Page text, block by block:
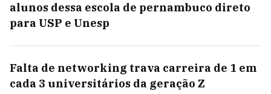
alunos dessa escola de pernambuco direto
para USP e Unesp
Falta de networking trava carreira de 1 em
cada 3 universitários da geração Z